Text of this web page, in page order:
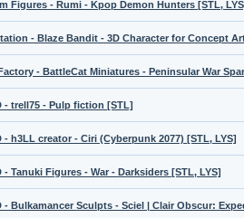
Figures - Rumi - Kpop Demon Hunters [STL,
- Blaze Bandit - 3D Character for Concept
- BattleCat Miniatures - Peninsular War
- trell75 - Pulp fiction [STL]
h3LL creator - Ciri (Cyberpunk 2077) [STL, LYS]
Tanuki Figures - War - Darksiders [STL, LYS]
- Bulkamancer Sculpts - Sciel | Clair Obscur: